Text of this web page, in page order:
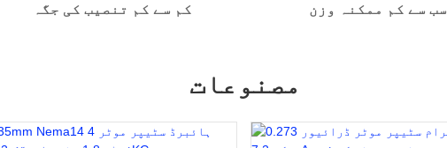
کم سے کم تنصیب کی جگہ سب سے کم ممکنہ وزن
مصنوعات